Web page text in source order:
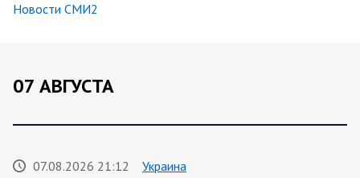
Новости СМИ2
07 АВГУСТА
07.08.2026 21:12
Украина